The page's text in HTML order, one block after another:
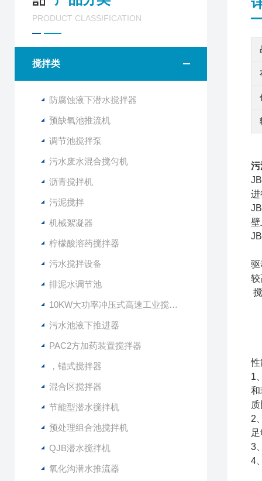
PRODUCT CLASSIFICATION
搅拌类
防腐蚀液下潜水搅拌器
预缺氧池推流机
调节池搅拌泵
污水废水混合搅匀机
沥青搅拌机
污泥搅拌
机械絮凝器
柠檬酸溶药搅拌器
污水搅拌设备
排泥水调节池
10KW大功率冲压式高速工业搅拌设备
污水池液下推进器
PAC2方加药装置搅拌器
，锚式搅拌器
混合区搅拌器
节能型潜水搅拌机
预处理组合池搅拌机
QJB潜水搅拌机
氧化沟潜水推流器
污
进
壁
驱
较
性
1
和
2
3
4